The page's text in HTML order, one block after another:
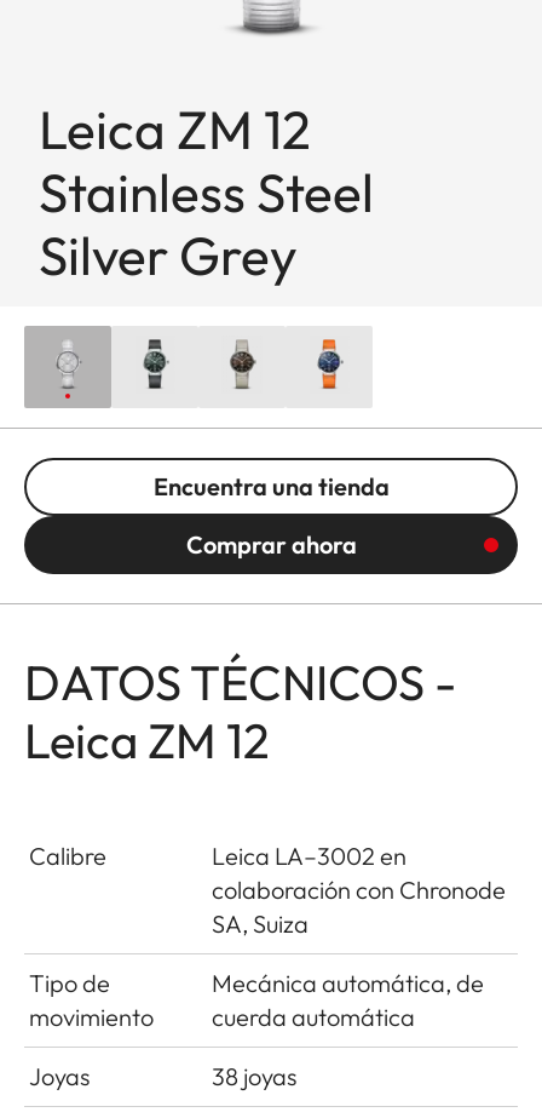
Leica ZM 12
Stainless Steel
Silver Grey
Encuentra una tienda
Comprar ahora
DATOS TÉCNICOS -
Leica ZM 12
Calibre
Leica LA–3002 en
colaboración con Chronode
SA, Suiza
Tipo de
movimiento
Mecánica automática, de
cuerda automática
Joyas
38 joyas